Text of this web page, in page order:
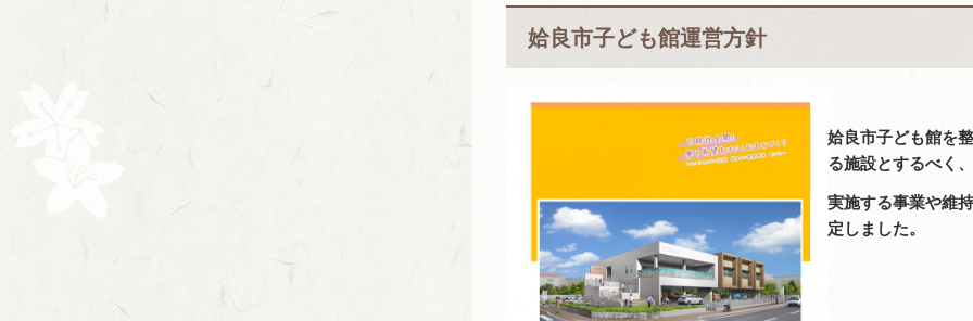
姶良市子ども館運営方針
姶良市子ども館を
る施設とするべく、
実施する事業や維
定しました。